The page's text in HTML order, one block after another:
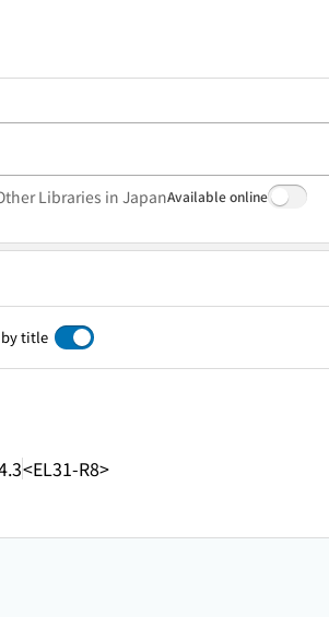
Libraries in JapanAvailable online
title
<EL31-R8>